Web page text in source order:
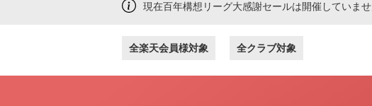
現在百年構想リーグ大感謝セールは開催していませ
全楽天会員様対象 全クラブ対象